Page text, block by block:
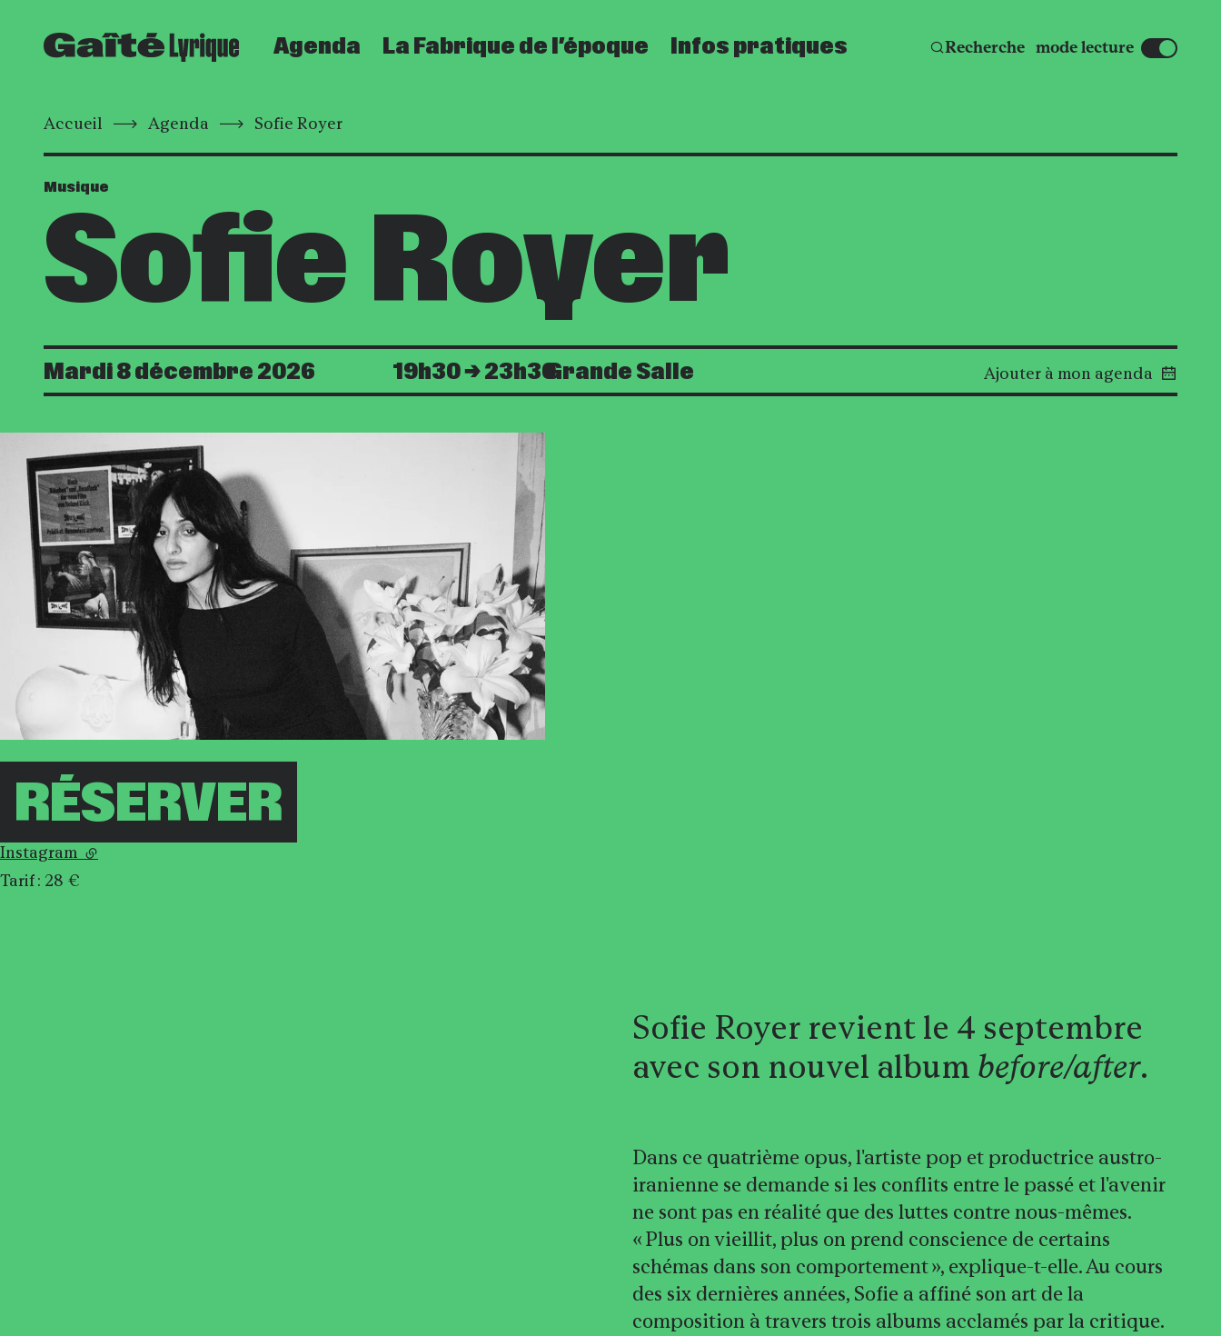
Agenda La Fabrique de l’époque Infos pratiques Recherche mode lecture
Accueil Agenda Sofie Royer
Sofie Royer
Musique
Date
Mardi 8 décembre 2026 19h30 23h30Grande Salle Ajouter à mon agenda
Informations pratiques
Instagram (lien externe)
Tarif : 28 €
RÉSERVER
Sofie Royer revient le 4 septembre
avec son nouvel album before/after.
Dans ce quatrième opus, l'artiste pop et productrice austro-
iranienne se demande si les conflits entre le passé et l'avenir
ne sont pas en réalité que des luttes contre nous-mêmes.
« Plus on vieillit, plus on prend conscience de certains
schémas dans son comportement », explique-t-elle. Au cours
des six dernières années, Sofie a affiné son art de la
composition à travers trois albums acclamés par la critique.